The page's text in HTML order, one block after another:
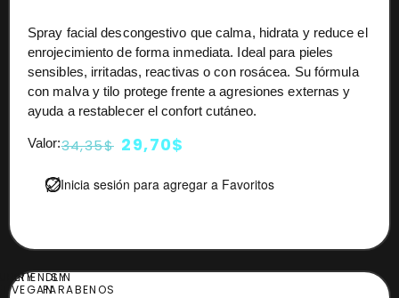
Spray facial descongestivo que calma, hidrata y reduce el
enrojecimiento de forma inmediata. Ideal para pieles
sensibles, irritadas, reactivas o con rosácea. Su fórmula
con malva y tilo protege frente a agresiones externas y
ayuda a restablecer el confort cutáneo.
Valor:34,35$ 29,70$
Inicia sesión para agregar a Favoritos
FRIENDLY
VEGAN
SIN
PARABENOS